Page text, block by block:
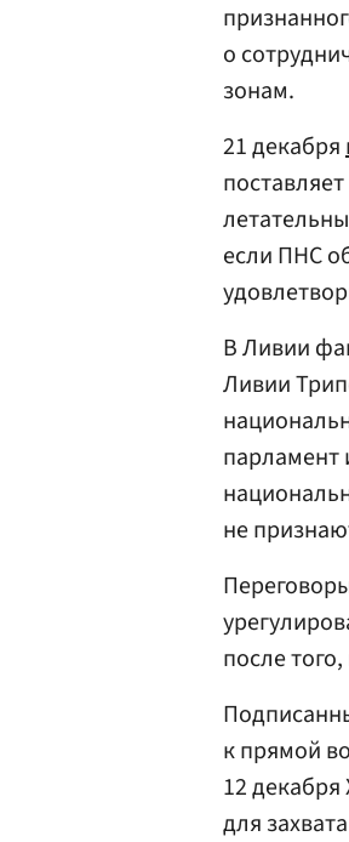
о
зонам.
21 декабря
если ПНС
В Ливии
Ливии
парламент
не
после
к прямой
12
для